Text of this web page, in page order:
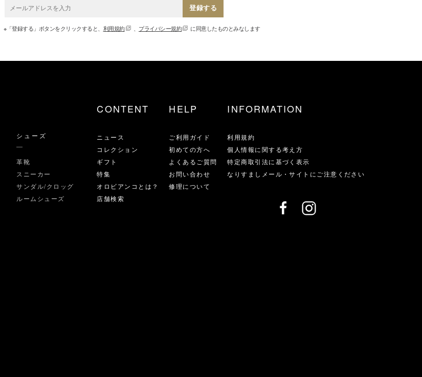
登録する
※「登録する」ボタンをクリックすると、 利用規約 、 プライバシー規約 に同意したものとみなします
シューズ
革靴
スニーカー
サンダル/クロッグ
ルームシューズ
CONTENT
ニュース
コレクション
ギフト
特集
オロビアンコとは？
店舗検索
HELP
ご利用ガイド
初めての方へ
よくあるご質問
お問い合わせ
修理について
INFORMATION
利用規約
個人情報に関する考え方
特定商取引法に基づく表示
なりすましメール・サイトにご注意ください